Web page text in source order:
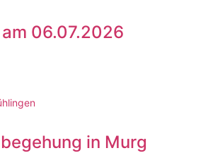
06.07.2026
in Murg